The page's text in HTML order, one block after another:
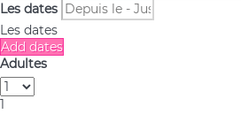
Les dates
Les dates
Add dates
Adultes
1